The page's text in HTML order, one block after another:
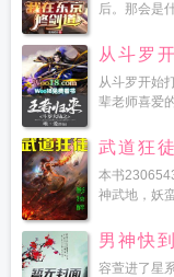
后。那会是
从斗罗
从斗罗开始
辈老师喜爱
武道狂徒
本书
神武地，妖
男神快
容萱进了星